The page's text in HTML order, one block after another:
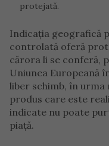
protejată.
Indicația geografică
controlată oferă
cărora li se conferă,
Uniunea Europeană
liber schimb, în
produs care este
indicate nu poate
piață.